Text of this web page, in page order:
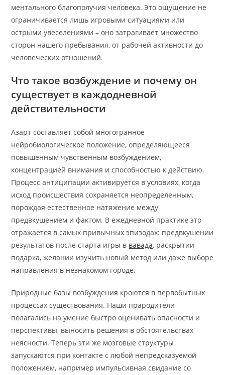
ментального благополучия человека. Это ощущение не
ограничивается лишь игровыми ситуациями или
острыми увеселениями – оно затрагивает множество
сторон нашего пребывания, от рабочей активности до
человеческих отношений.
Что такое возбуждение и почему он
существует в каждодневной
действительности
Азарт составляет собой многогранное
нейробиологическое положение, определяющееся
повышенным чувственным возбуждением,
концентрацией внимания и способностью к действию.
Процесс антиципации активируется в условиях, когда
исход происшествия сохраняется неопределенным,
порождая естественное натяжение между
предвкушением и фактом. В ежедневной практике это
отражается в самых привычных эпизодах: предвкушении
результатов после старта игры в вавада, раскрытии
подарка, желании изучить новый метод или даже выборе
направления в незнакомом городе.
Природные базы возбуждения кроются в первобытных
процессах существования. Наши прародители
полагались на умение быстро оценивать опасности и
перспективы, выносить решения в обстоятельствах
неясности. Теперь эти же мозговые структуры
запускаются при контакте с любой непредсказуемой
положением, например импульсивная свидание со